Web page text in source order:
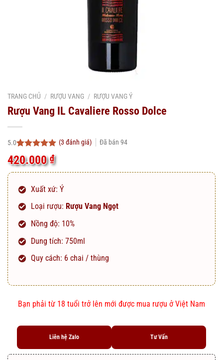
TRANG CHỦ / RƯỢU VANG / RƯỢU VANG Ý
Rượu Vang IL Cavaliere Rosso Dolce
5.0
5.0 trên 5
dựa trên
3
đánh giá
(3 đánh giá) Đã bán 94
420.000₫
Xuất xứ: Ý
Loại rượu: Rượu Vang Ngọt
Nồng độ: 10%
Dung tích: 750ml
Quy cách: 6 chai / thùng
Bạn phải từ 18 tuổi trở lên mới được mua rượu ở Việt Nam
Liên hệ Zalo Tư Vấn